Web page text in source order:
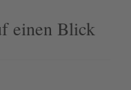
einen Blick